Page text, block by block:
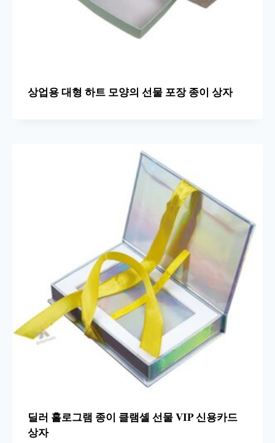
상업용 대형 하트 모양의 선물 포장 종이 상자
딜러 홀로그램 종이 클램셸 선물 VIP 신용카드
상자